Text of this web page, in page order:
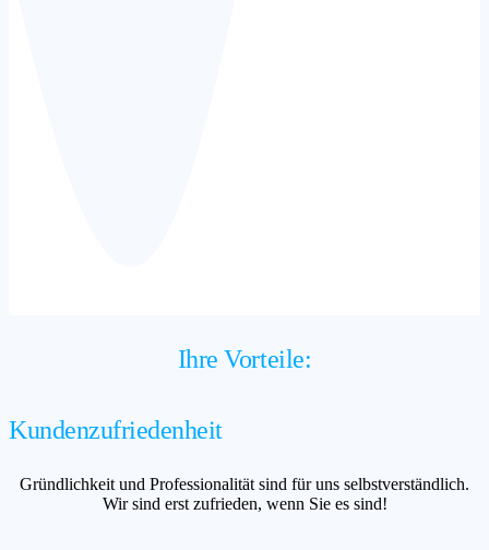
Ihre Vorteile:
Kundenzufriedenheit
Gründlichkeit und Professionalität sind für uns selbstverständlich.
Wir sind erst zufrieden, wenn Sie es sind!